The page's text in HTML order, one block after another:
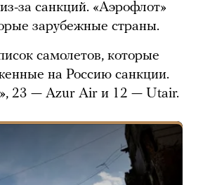
за санкций. «Аэрофлот»
зарубежные страны.
самолетов, которые
на Россию санкции.
23 — Azur Air и 12 — Utair.